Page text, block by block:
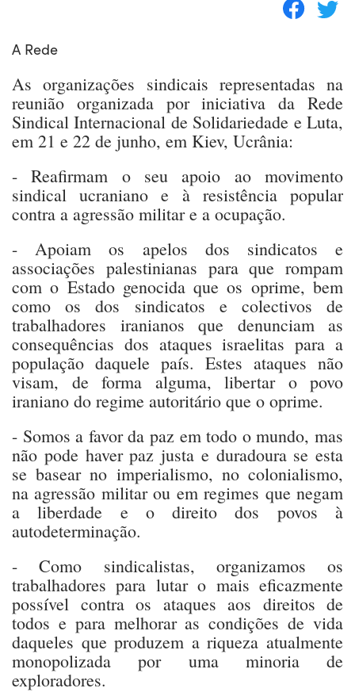
A Rede
As organizações sindicais representadas na
reunião organizada por iniciativa da Rede
Sindical Internacional de Solidariedade e Luta,
em 21 e 22 de junho, em Kiev, Ucrânia:
- Reafirmam o seu apoio ao movimento
sindical ucraniano e à resistência popular
contra a agressão militar e a ocupação.
- Apoiam os apelos dos sindicatos e
associações palestinianas para que rompam
com o Estado genocida que os oprime, bem
como os dos sindicatos e colectivos de
trabalhadores iranianos que denunciam as
consequências dos ataques israelitas para a
população daquele país. Estes ataques não
visam, de forma alguma, libertar o povo
iraniano do regime autoritário que o oprime.
- Somos a favor da paz em todo o mundo, mas
não pode haver paz justa e duradoura se esta
se basear no imperialismo, no colonialismo,
na agressão militar ou em regimes que negam
a liberdade e o direito dos povos à
autodeterminação.
- Como sindicalistas, organizamos os
trabalhadores para lutar o mais eficazmente
possível contra os ataques aos direitos de
todos e para melhorar as condições de vida
daqueles que produzem a riqueza atualmente
monopolizada por uma minoria de
exploradores.